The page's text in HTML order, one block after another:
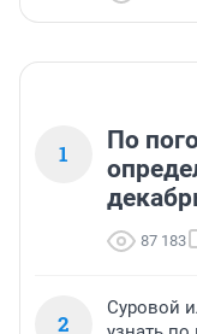
1
По
87 183
2
Суровой